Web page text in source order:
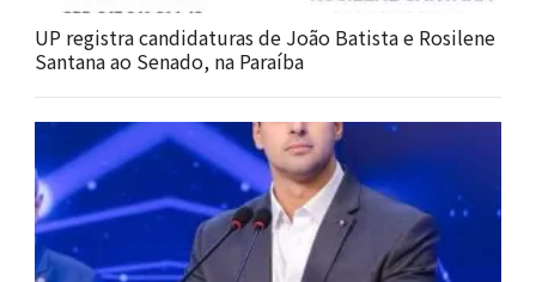
UP registra candidaturas de João Batista e Rosilene
Santana ao Senado, na Paraíba